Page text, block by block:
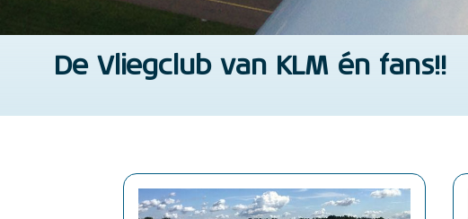
De Vliegclub van KLM én fans!!